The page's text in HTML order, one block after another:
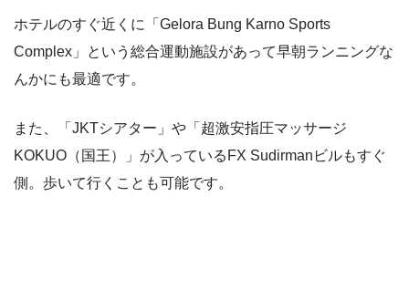
ホテルのすぐ近くに「Gelora Bung Karno Sports
Complex」という総合運動施設があって早朝ランニングな
んかにも最適です。
また、「JKTシアター」や「超激安指圧マッサージ
KOKUO（国王）」が入っているFX Sudirmanビルもすぐ
側。歩いて行くことも可能です。